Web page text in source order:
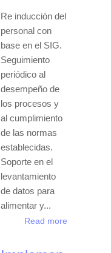
Re inducción del
personal con
base en el SIG.
Seguimiento
periódico al
desempeño de
los procesos y
al cumplimiento
de las normas
establecidas.
Soporte en el
levantamiento
de datos para
alimentar y...
Read more